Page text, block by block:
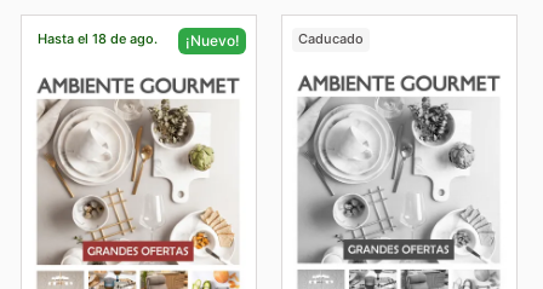
Hasta el 18 de ago. ¡Nuevo! Caducado